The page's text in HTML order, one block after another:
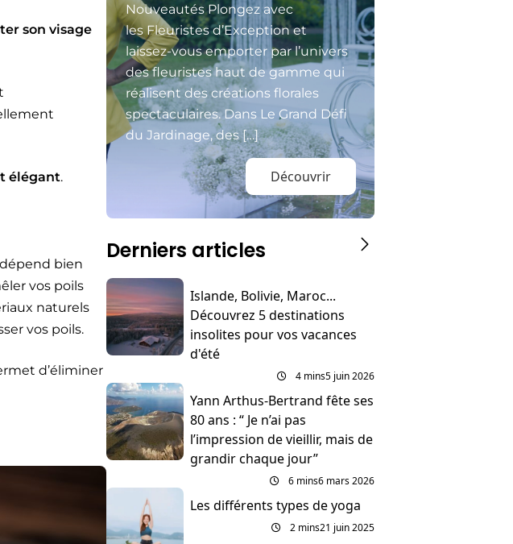
son visage
élégant.
bien
vos poils
naturels
vos poils.
d’éliminer
Nouveautés Plongez avec
les Fleuristes d’Exception et
laissez-vous emporter par l’univers
des fleuristes haut de gamme qui
réalisent des créations florales
spectaculaires. Dans Le Grand Défi
du Jardinage, des […]
Découvrir
Derniers articles
Islande, Bolivie, Maroc...
Découvrez 5 destinations
insolites pour vos vacances
d'été
4 mins5 juin 2026
Yann Arthus-Bertrand fête ses
80 ans : “ Je n’ai pas
l’impression de vieillir, mais de
grandir chaque jour”
6 mins6 mars 2026
Les différents types de yoga
2 mins21 juin 2025